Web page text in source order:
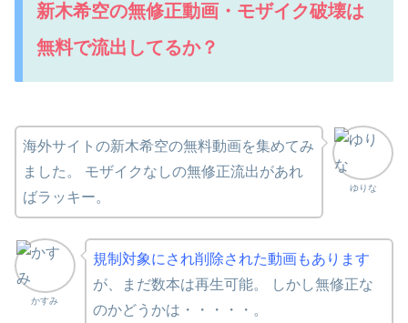
新木希空の無修正動画・モザイク破壊は
無料で流出してるか？
ゆりな
海外サイトの新木希空の無料動画を集めてみ
ました。 モザイクなしの無修正流出があれ
ばラッキー。
かすみ
規制対象にされ削除された動画もあります
が、まだ数本は再生可能。 しかし無修正な
のかどうかは・・・・・。